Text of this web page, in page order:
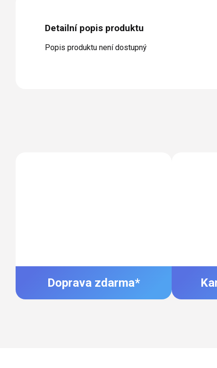
Detailní popis produktu
Popis produktu není dostupný
Doprava zdarma*